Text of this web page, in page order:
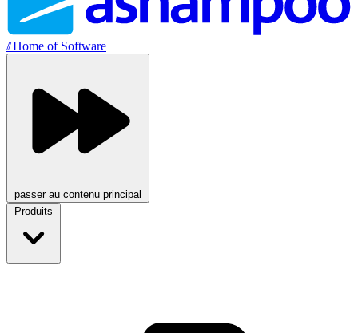
//Home of Software
passer au contenu principal
Produits